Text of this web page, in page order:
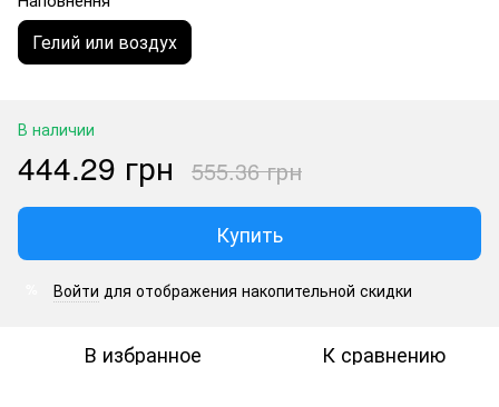
Гелий или воздух
В наличии
444.29 грн 555.36 грн
Купить
Войти для отображения накопительной скидки
В избранное К сравнению